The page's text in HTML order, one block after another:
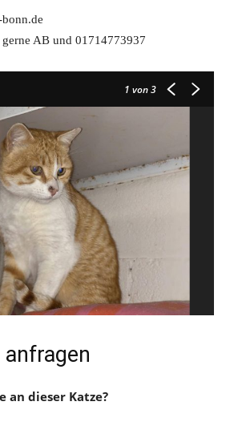
AB und 01714773937
1 von 3
anfragen
an dieser Katze?